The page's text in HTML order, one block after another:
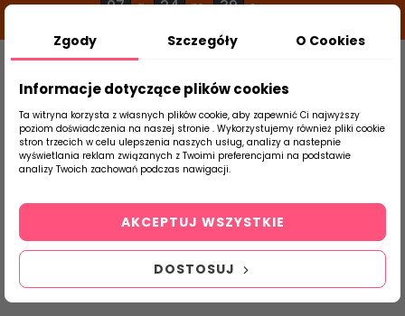
07 g 24 m 39 s
Szukaj
produktu
Strona Główna Płytki Łazienkowe
Zgody Szczegóły O Cookies
Informacje dotyczące plików cookies
Ta witryna korzysta z własnych plików cookie, aby zapewnić Ci najwyższy
poziom doświadczenia na naszej stronie . Wykorzystujemy również pliki cookie
stron trzecich w celu ulepszenia naszych usług, analizy a nastepnie
wyświetlania reklam związanych z Twoimi preferencjami na podstawie
analizy Twoich zachowań podczas nawigacji.
DOSTOSUJ
AKCEPTUJ WSZYSTKIE